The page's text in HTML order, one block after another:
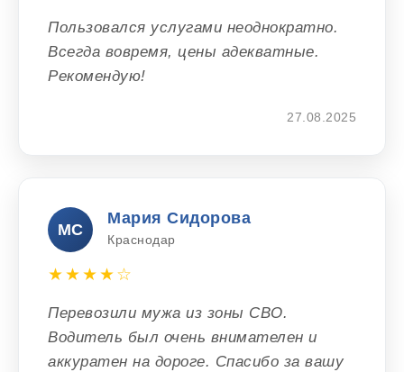
Пользовался услугами неоднократно.
Всегда вовремя, цены адекватные.
Рекомендую!
27.08.2025
МС
Мария Сидорова
Краснодар
★★★★☆
Перевозили мужа из зоны СВО.
Водитель был очень внимателен и
аккуратен на дороге. Спасибо за вашу